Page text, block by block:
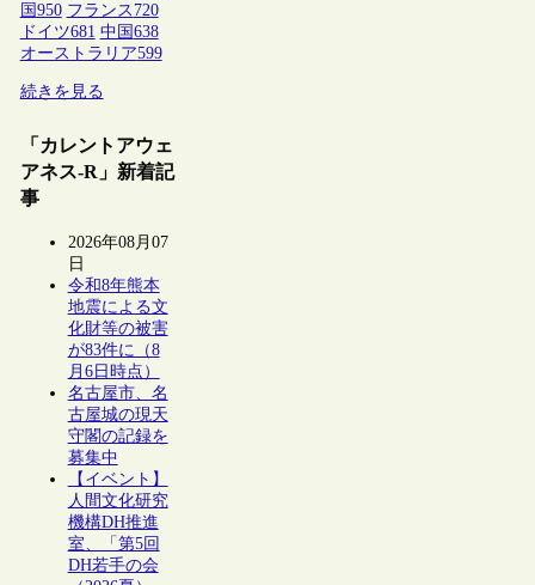
国 950 フランス 720
ドイツ681 中国 638
オーストラリア599
続きを見る
「カレントアウェ
アネス-R」新着記
事
2026年08月07
日
令和8年熊本
地震による文
化財等の被害
が83件に（8
月6日時点）
名古屋市、名
古屋城の現天
守閣の記録を
募集中
【イベント】
人間文化研究
機構DH推進
室、「第5回
DH若手の会